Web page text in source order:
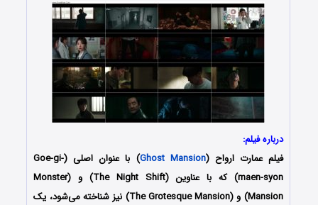
درباره فیلم:
فیلمعمارت ارواح (
Ghost Mansion
) با عنوان اصلی (Goe-gi-
maen-syon) که با عناوین (The Night Shift) و (Monster
Mansion) و (The Grotesque Mansion) نیز شناخته می‌شود، یک